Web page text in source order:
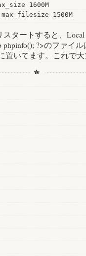
1600M
スタートすると、
?>のファイ
置いてます。これで